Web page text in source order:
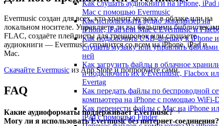
Как слушать аудиокниги на iPhone, iPad
Mac с помощью Evermusic
Как использовать аудио эквалайзер на
iPhone, iPad или Mac с Evermusic и
Как подключить USB-флешку к iPhone и
слушать музыку или управлять
ней
Как загрузить файлы в облачное
и подключить их к Evermusic, Flacbox
Evertag
Как передать файлы по беспроводной
компьютера на iPhone с помощью WiFi-
Как перенести файлы с Mac на iPhone
iPad с помощью Finder
Evermusic создан для всех, кто хранит музыку в облаке или на
локальном носителе. Управляете ли вы большими
FLAC, создаёте плейлисты для тренировок или слушаете
аудиокниги — Evermusic справится со всем на iPhone, iPad и
Mac.
Скачайте Evermusic из App Store и попробуйте сами.
FAQ
Какие аудиоформаты поддерживает Evermusic?
Могу ли я использовать Evermusic без интернет-соединения?